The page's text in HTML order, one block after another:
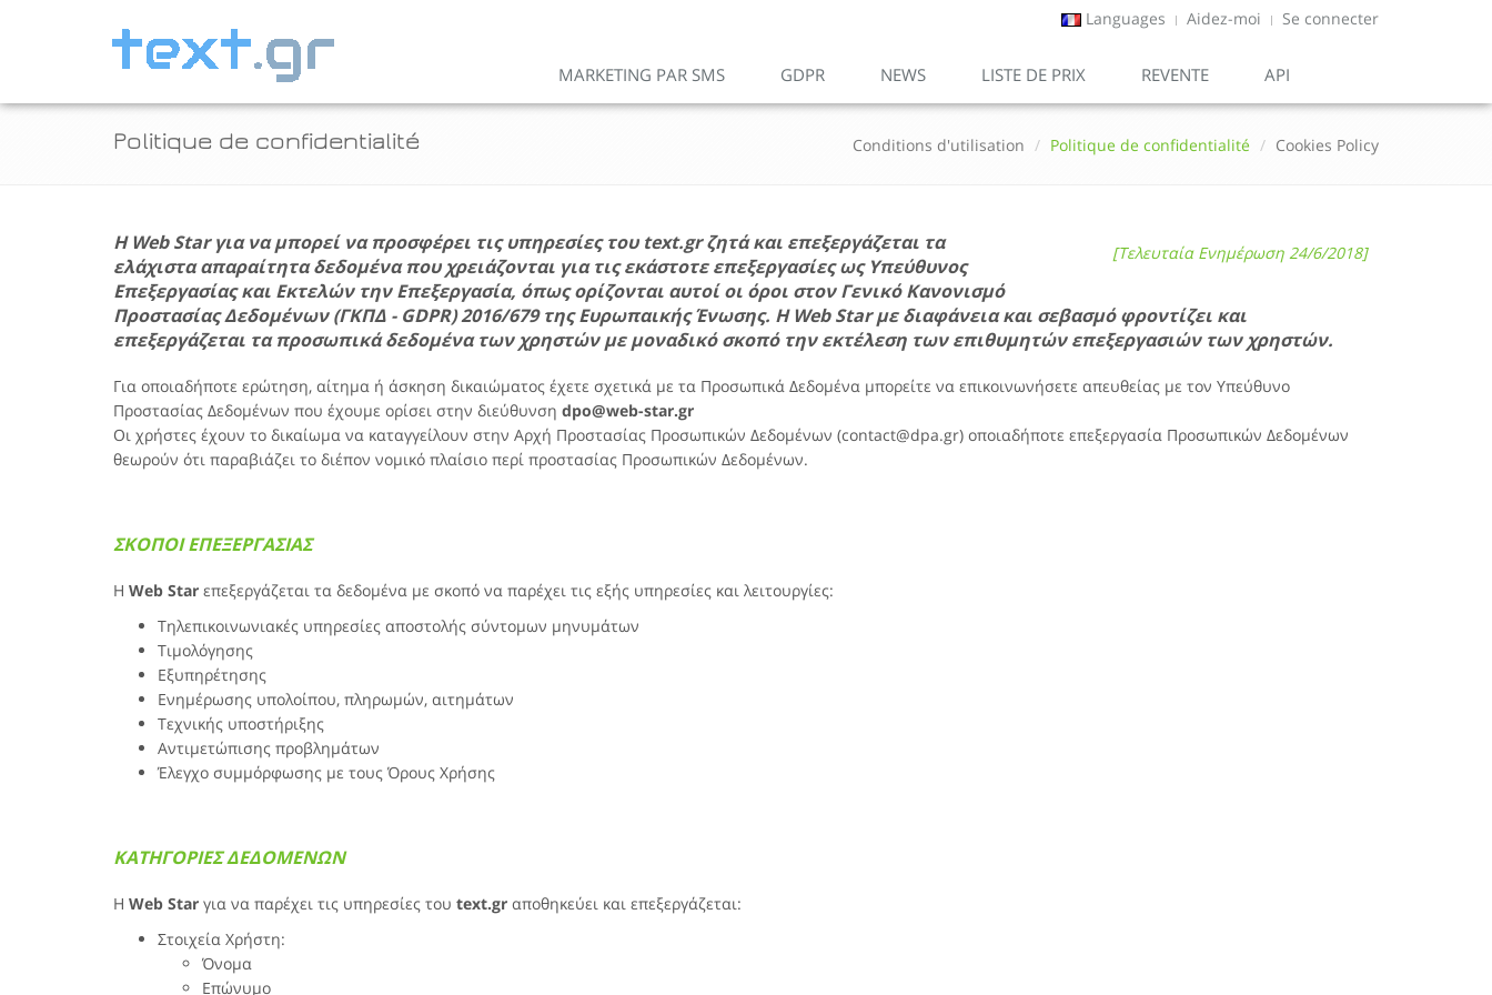
Languages Aidez-moi Se connecter
MARKETING PAR SMS GDPR NEWS LISTE DE PRIX REVENTE API
Politique de confidentialité Conditions d'utilisation Politique de confidentialité Cookies Policy
[Τελευταία Ενημέρωση 24/6/2018]
ΗWeb Starγια να μπορεί να προσφέρει τις υπηρεσίες του text.grζητά και επεξεργάζεται τα
ελάχιστα απαραίτητα δεδομένα που χρειάζονται για τις εκάστοτε επεξεργασίες ως Υπεύθυνος
Επεξεργασίας και Εκτελών την Επεξεργασία, όπως ορίζονται αυτοί οι όροι στον Γενικό Κανονισμό
Προστασίας Δεδομένων (ΓΚΠΔ - GDPR) 2016/679 της Ευρωπαικής Ένωσης. HWeb Starμε διαφάνεια και σεβασμό φροντίζει και
επεξεργάζεται τα προσωπικά δεδομένα των χρηστών με μοναδικό σκοπό την εκτέλεση των επιθυμητών επεξεργασιών των χρηστών.
Για οποιαδήποτε ερώτηση, αίτημα ή άσκηση δικαιώματος έχετε σχετικά με τα Προσωπικά Δεδομένα μπορείτε να επικοινωνήσετε απευθείας με τον Υπεύθυνο
Προστασίας Δεδομένων που έχουμε ορίσει στην διεύθυνση dpo@web-star.gr
Οι χρήστες έχουν το δικαίωμα να καταγγείλουν στην Αρχή Προστασίας Προσωπικών Δεδομένων (contact@dpa.gr) οποιαδήποτε επεξεργασία Προσωπικών Δεδομένων
θεωρούν ότι παραβιάζει το διέπον νομικό πλαίσιο περί προστασίας Προσωπικών Δεδομένων.
ΣΚΟΠΟΙ ΕΠΕΞΕΡΓΑΣΙΑΣ
Η Web Star επεξεργάζεται τα δεδομένα με σκοπό να παρέχει τις εξής υπηρεσίες και λειτουργίες:
Τηλεπικοινωνιακές υπηρεσίες αποστολής σύντομων μηνυμάτων
Τιμολόγησης
Εξυπηρέτησης
Ενημέρωσης υπολοίπου, πληρωμών, αιτημάτων
Τεχνικής υποστήριξης
Αντιμετώπισης προβλημάτων
Έλεγχο συμμόρφωσης με τους Όρους Χρήσης
ΚΑΤΗΓΟΡΙΕΣ ΔΕΔΟΜΕΝΩΝ
H Web Star για να παρέχει τις υπηρεσίες του text.gr αποθηκεύει και επεξεργάζεται:
Στοιχεία Χρήστη:
Όνομα
Επώνυμο